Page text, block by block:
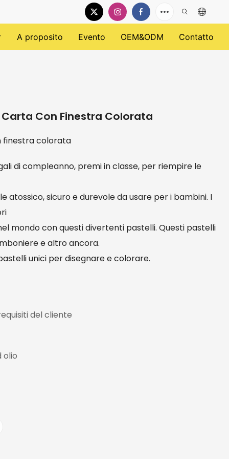
A proposito Evento OEM&ODM Contatto
Carta Con Finestra Colorata
finestra colorata
di compleanno, premi in classe, per riempire le
atossico, sicuro e durevole da usare per i bambini. I
mondo con questi divertenti pastelli. Questi pastelli
e altro ancora.
unici per disegnare e colorare.
del cliente
olio